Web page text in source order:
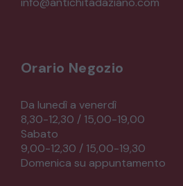
Orario Negozio
Da lunedì a venerdì
8,30-12,30 / 15,00-19,00
Sabato
9,00-12,30 / 15,00-19,30
Domenica su appuntamento